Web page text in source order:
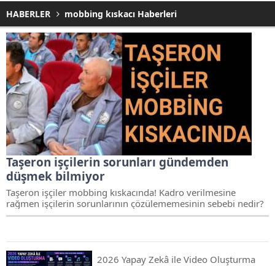
HABERLER mobbing kıskacı Haberleri
Taşeron işçilerin sorunları gündemden
düşmek bilmiyor
Taşeron işçiler mobbing kıskacında! Kadro verilmesine
rağmen işçilerin sorunlarının çözülememesinin sebebi nedir?
2026 Yapay Zekâ ile Video Oluşturma